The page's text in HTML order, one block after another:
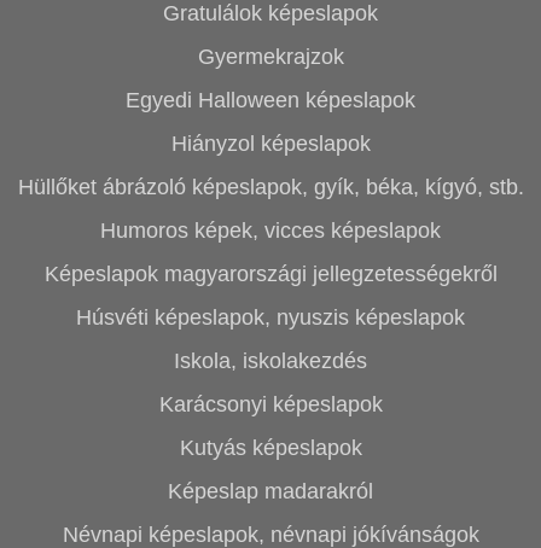
Gratulálok képeslapok
Gyermekrajzok
Egyedi Halloween képeslapok
Hiányzol képeslapok
Hüllőket ábrázoló képeslapok, gyík, béka, kígyó, stb.
Humoros képek, vicces képeslapok
Képeslapok magyarországi jellegzetességekről
Húsvéti képeslapok, nyuszis képeslapok
Iskola, iskolakezdés
Karácsonyi képeslapok
Kutyás képeslapok
Képeslap madarakról
Névnapi képeslapok, névnapi jókívánságok